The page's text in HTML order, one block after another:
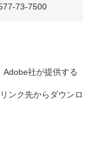
73-7500
社が提供する
ンク先からダウンロ